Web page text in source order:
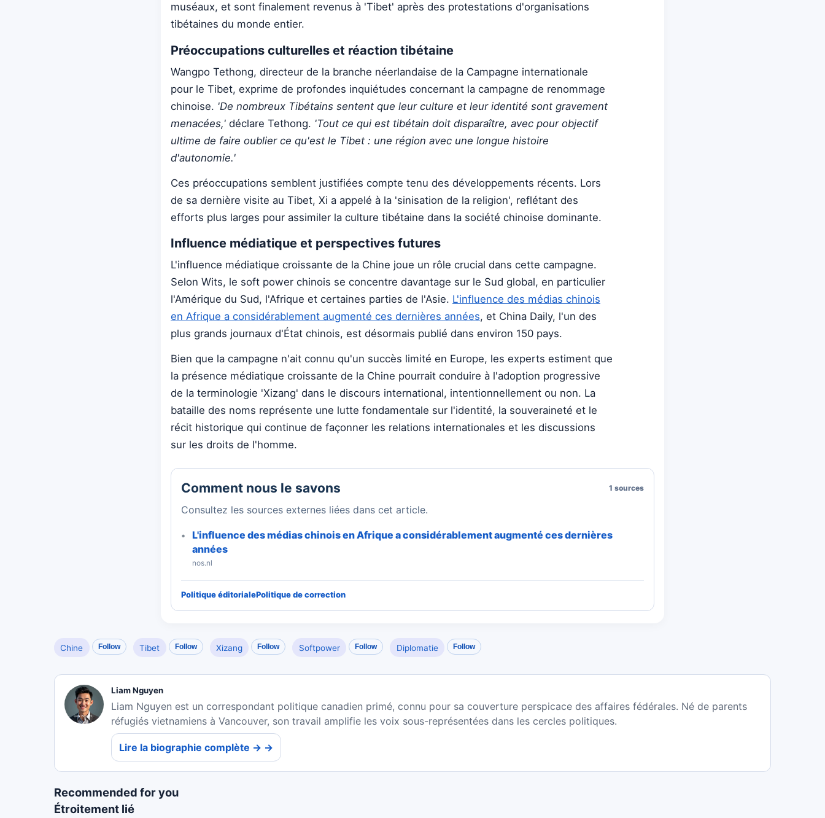
muséaux, et sont finalement revenus à 'Tibet' après des protestations d'organisations
tibétaines du monde entier.
Préoccupations culturelles et réaction tibétaine
Wangpo Tethong, directeur de la branche néerlandaise de la Campagne internationale
pour le Tibet, exprime de profondes inquiétudes concernant la campagne de renommage
chinoise. 'De nombreux Tibétains sentent que leur culture et leur identité sont gravement
menacées,' déclare Tethong. 'Tout ce qui est tibétain doit disparaître, avec pour objectif
ultime de faire oublier ce qu'est le Tibet : une région avec une longue histoire
d'autonomie.'
Ces préoccupations semblent justifiées compte tenu des développements récents. Lors
de sa dernière visite au Tibet, Xi a appelé à la 'sinisation de la religion', reflétant des
efforts plus larges pour assimiler la culture tibétaine dans la société chinoise dominante.
Influence médiatique et perspectives futures
L'influence médiatique croissante de la Chine joue un rôle crucial dans cette campagne.
Selon Wits, le soft power chinois se concentre davantage sur le Sud global, en particulier
l'Amérique du Sud, l'Afrique et certaines parties de l'Asie. L'influence des médias chinois
en Afrique a considérablement augmenté ces dernières années, et China Daily, l'un des
plus grands journaux d'État chinois, est désormais publié dans environ 150 pays.
Bien que la campagne n'ait connu qu'un succès limité en Europe, les experts estiment que
la présence médiatique croissante de la Chine pourrait conduire à l'adoption progressive
de la terminologie 'Xizang' dans le discours international, intentionnellement ou non. La
bataille des noms représente une lutte fondamentale sur l'identité, la souveraineté et le
récit historique qui continue de façonner les relations internationales et les discussions
sur les droits de l'homme.
Comment nous le savons 1 sources
Consultez les sources externes liées dans cet article.
L'influence des médias chinois en Afrique a considérablement augmenté ces dernières
années
nos.nl
Politique éditorialePolitique de correction
Chine Follow Tibet Follow Xizang Follow Softpower Follow Diplomatie Follow
Liam Nguyen
Liam Nguyen est un correspondant politique canadien primé, connu pour sa couverture perspicace des affaires fédérales. Né de parents
réfugiés vietnamiens à Vancouver, son travail amplifie les voix sous-représentées dans les cercles politiques.
Lire la biographie complète → →
Recommended for you
Étroitement lié